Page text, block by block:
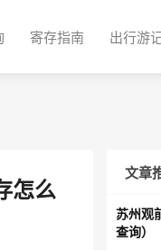
寄存指南 出行游
怎么
文章
苏州观
查询）